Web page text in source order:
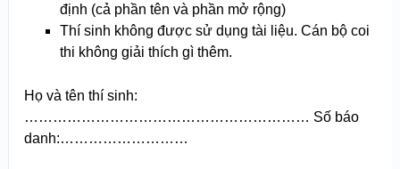
định (cả phần tên và phần mở rộng)
Thí sinh không được sử dụng tài liệu. Cán bộ coi
thi không giải thích gì thêm.
Họ và tên thí sinh:
…………………………………………………… Số báo
danh:………………………